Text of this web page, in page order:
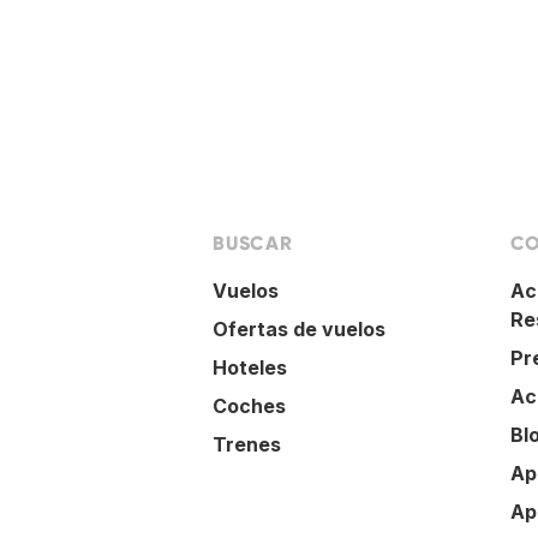
BUSCAR
Vuelos
Ofertas de vuelos
Hoteles
Coches
Trenes